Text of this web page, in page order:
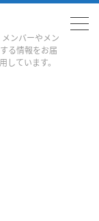
ンバーやメン
る情報をお届
ています。